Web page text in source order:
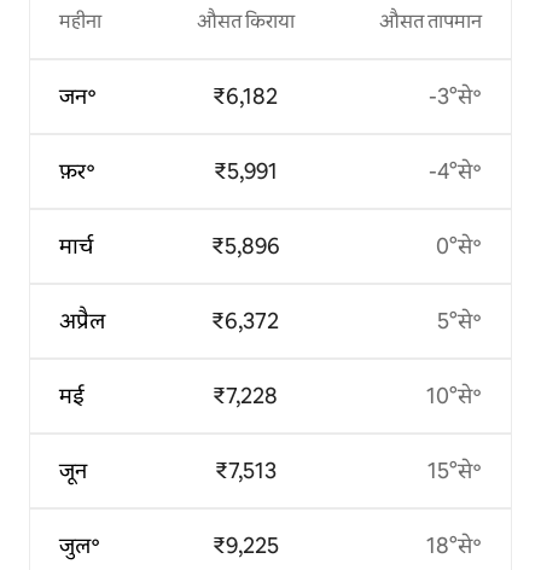
महीना
जन॰
फ़र॰
मार्च
अप्रैल
मई
जून
जुल॰
औसत किराया
₹6,182
₹5,991
₹5,896
₹6,372
₹7,228
₹7,513
₹9,225
औसत तापमान
-3°से॰
-4°से॰
0°से॰
5°से॰
10°से॰
15°से॰
18°से॰